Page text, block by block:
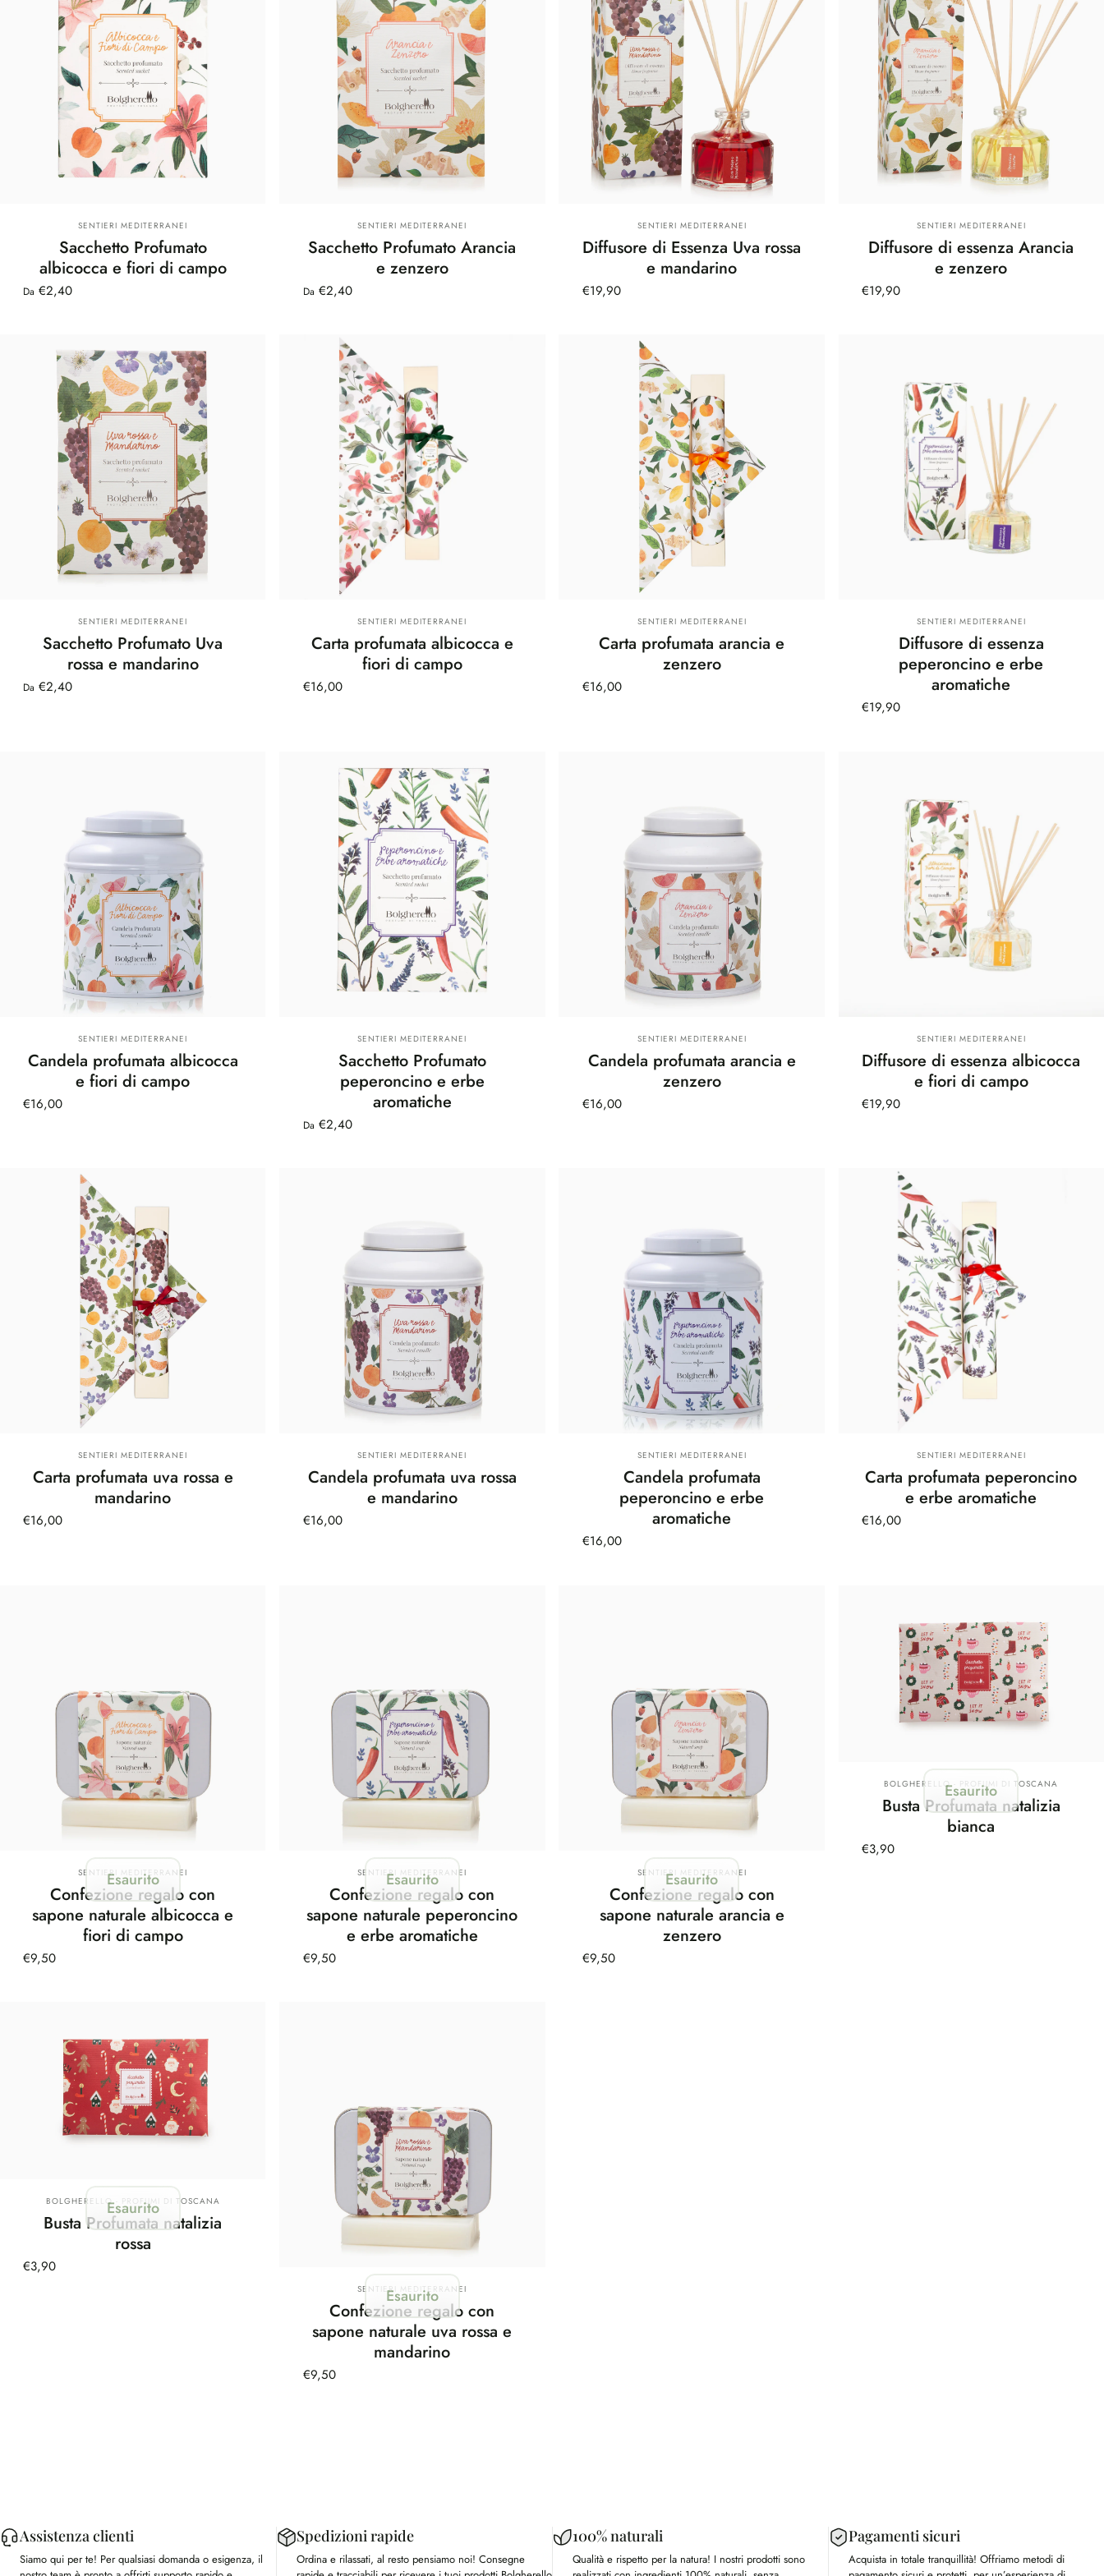
Fornitore:
SENTIERI MEDITERRANEI
Sacchetto Profumato
albicocca e fiori di campo
Da €2,40
Fornitore:
SENTIERI MEDITERRANEI
Sacchetto Profumato Arancia
e zenzero
Da €2,40
Fornitore:
SENTIERI MEDITERRANEI
Diffusore di Essenza Uva rossa
e mandarino
€19,90
Fornitore:
SENTIERI MEDITERRANEI
Diffusore di essenza Arancia
e zenzero
€19,90
Fornitore:
SENTIERI MEDITERRANEI
Sacchetto Profumato Uva
rossa e mandarino
Da €2,40
Fornitore:
SENTIERI MEDITERRANEI
Carta profumata albicocca e
fiori di campo
€16,00
Fornitore:
SENTIERI MEDITERRANEI
Carta profumata arancia e
zenzero
€16,00
Fornitore:
SENTIERI MEDITERRANEI
Diffusore di essenza
peperoncino e erbe
aromatiche
€19,90
Fornitore:
SENTIERI MEDITERRANEI
Candela profumata albicocca
e fiori di campo
€16,00
Fornitore:
SENTIERI MEDITERRANEI
Sacchetto Profumato
peperoncino e erbe
aromatiche
Da €2,40
Fornitore:
SENTIERI MEDITERRANEI
Candela profumata arancia e
zenzero
€16,00
Fornitore:
SENTIERI MEDITERRANEI
Diffusore di essenza albicocca
e fiori di campo
€19,90
Fornitore:
SENTIERI MEDITERRANEI
Carta profumata uva rossa e
mandarino
€16,00
Fornitore:
SENTIERI MEDITERRANEI
Candela profumata uva rossa
e mandarino
€16,00
Fornitore:
SENTIERI MEDITERRANEI
Candela profumata
peperoncino e erbe
aromatiche
€16,00
Fornitore:
SENTIERI MEDITERRANEI
Carta profumata peperoncino
e erbe aromatiche
€16,00
Esaurito
Fornitore:
SENTIERI MEDITERRANEI
Confezione regalo con
sapone naturale albicocca e
fiori di campo
€9,50
Esaurito
Fornitore:
SENTIERI MEDITERRANEI
Confezione regalo con
sapone naturale peperoncino
e erbe aromatiche
€9,50
Esaurito
Fornitore:
SENTIERI MEDITERRANEI
Confezione regalo con
sapone naturale arancia e
zenzero
€9,50
Esaurito
Fornitore:
BOLGHERELLO - PROFUMI DI TOSCANA
Busta Profumata natalizia
bianca
€3,90
Esaurito
Fornitore:
BOLGHERELLO - PROFUMI DI TOSCANA
Busta Profumata natalizia
rossa
€3,90
Esaurito
Fornitore:
SENTIERI MEDITERRANEI
Confezione regalo con
sapone naturale uva rossa e
mandarino
€9,50
Assistenza clienti
Siamo qui per te! Per qualsiasi domanda o esigenza, il
Spedizioni rapide
Ordina e rilassati, al resto pensiamo noi! Consegne
100% naturali
Qualità e rispetto per la natura! I nostri prodotti sono
Pagamenti sicuri
Acquista in totale tranquillità! Offriamo metodi di